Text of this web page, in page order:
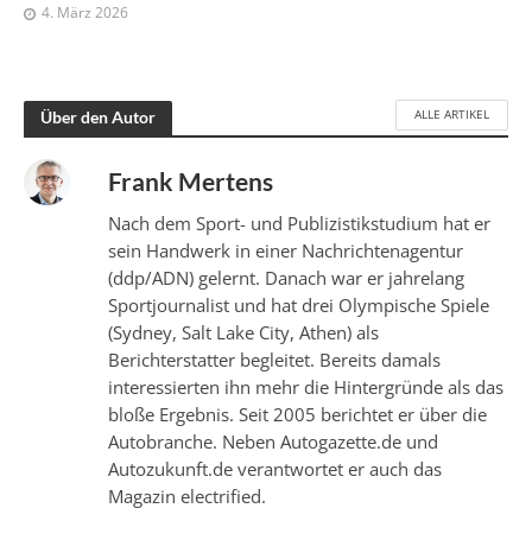
4. März 2026
Über den Autor ALLE ARTIKEL
Frank Mertens
Nach dem Sport- und Publizistikstudium hat er
sein Handwerk in einer Nachrichtenagentur
(ddp/ADN) gelernt. Danach war er jahrelang
Sportjournalist und hat drei Olympische Spiele
(Sydney, Salt Lake City, Athen) als
Berichterstatter begleitet. Bereits damals
interessierten ihn mehr die Hintergründe als das
bloße Ergebnis. Seit 2005 berichtet er über die
Autobranche. Neben Autogazette.de und
Autozukunft.de verantwortet er auch das
Magazin electrified.